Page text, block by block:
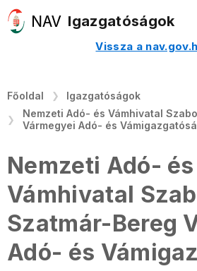
Igazgatóságok
Vissza a
Főoldal
Igazgatóságok
Nemzeti Adó- és Vámhivatal
Vármegyei Adó- és
Nemzeti Adó- és
Vámhivatal
Szatmár-Bereg
Adó- és